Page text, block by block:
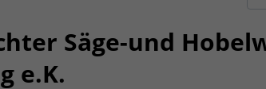
Säge-und
e.K.